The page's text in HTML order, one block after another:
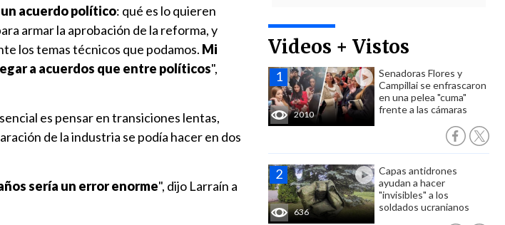
Videos + Vistos
2010
Senadoras Flores y
Campillai se enfrascaron
en una pelea "cuma"
frente a las cámaras
636
Capas antidrones
ayudan a hacer
"invisibles" a los
soldados ucranianos
acuerdo político: qué es lo quieren
armar la aprobación de la reforma, y
los temas técnicos que podamos. Mi
a acuerdos que entre políticos",
es pensar en transiciones lentas,
de la industria se podía hacer en dos
sería un error enorme", dijo Larraín a